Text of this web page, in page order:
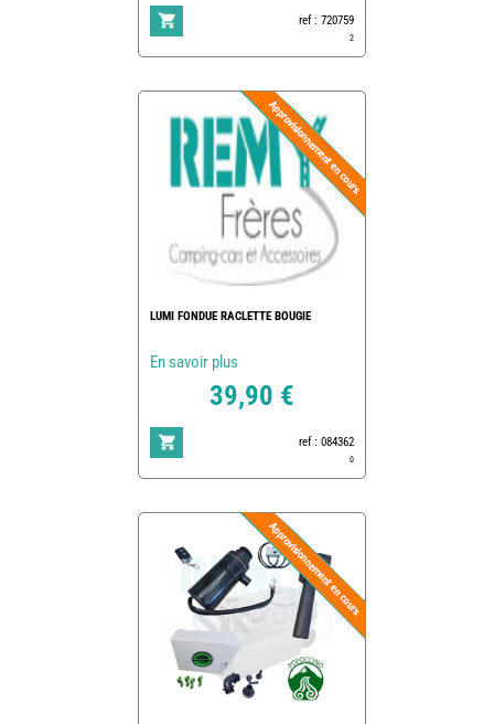
ref : 720759
2
LUMI FONDUE RACLETTE BOUGIE
En savoir plus
39,90 €
ref : 084362
0